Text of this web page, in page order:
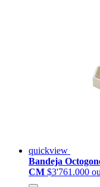
quickview
Bandeja
CM $3'761.000